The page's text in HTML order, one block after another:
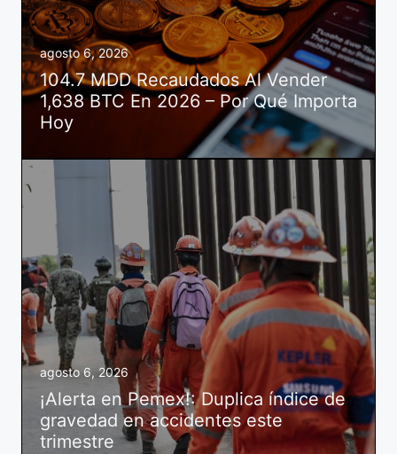
agosto 6, 2026
104.7 MDD Recaudados Al Vender
1,638 BTC En 2026 – Por Qué Importa
Hoy
agosto 6, 2026
¡Alerta en Pemex!: Duplica índice de
gravedad en accidentes este
trimestre